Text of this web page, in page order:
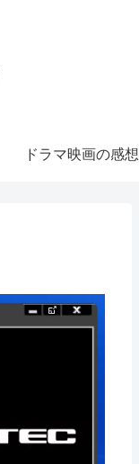
ドラマ映画の感想